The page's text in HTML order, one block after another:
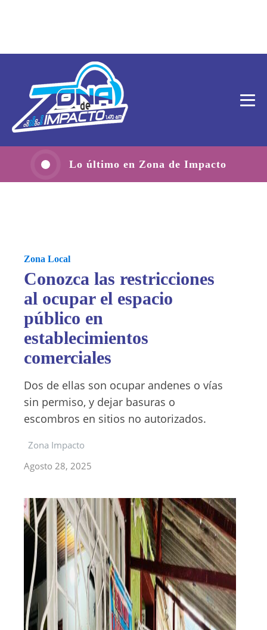
Lo último en Zona de Impacto
Zona Local
Conozca las restricciones
al ocupar el espacio
público en
establecimientos
comerciales
Dos de ellas son ocupar andenes o vías
sin permiso, y dejar basuras o
escombros en sitios no autorizados.
Zona Impacto
Agosto 28, 2025